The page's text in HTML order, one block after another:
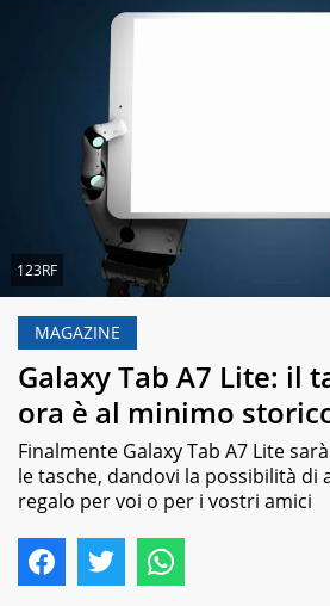
123RF
MAGAZINE
Galaxy Tab A7 Lite: il
ora è al minimo
Finalmente Galaxy Tab A7 Lite
le tasche, dandovi la possibilità di
regalo per voi o per i vostri amici